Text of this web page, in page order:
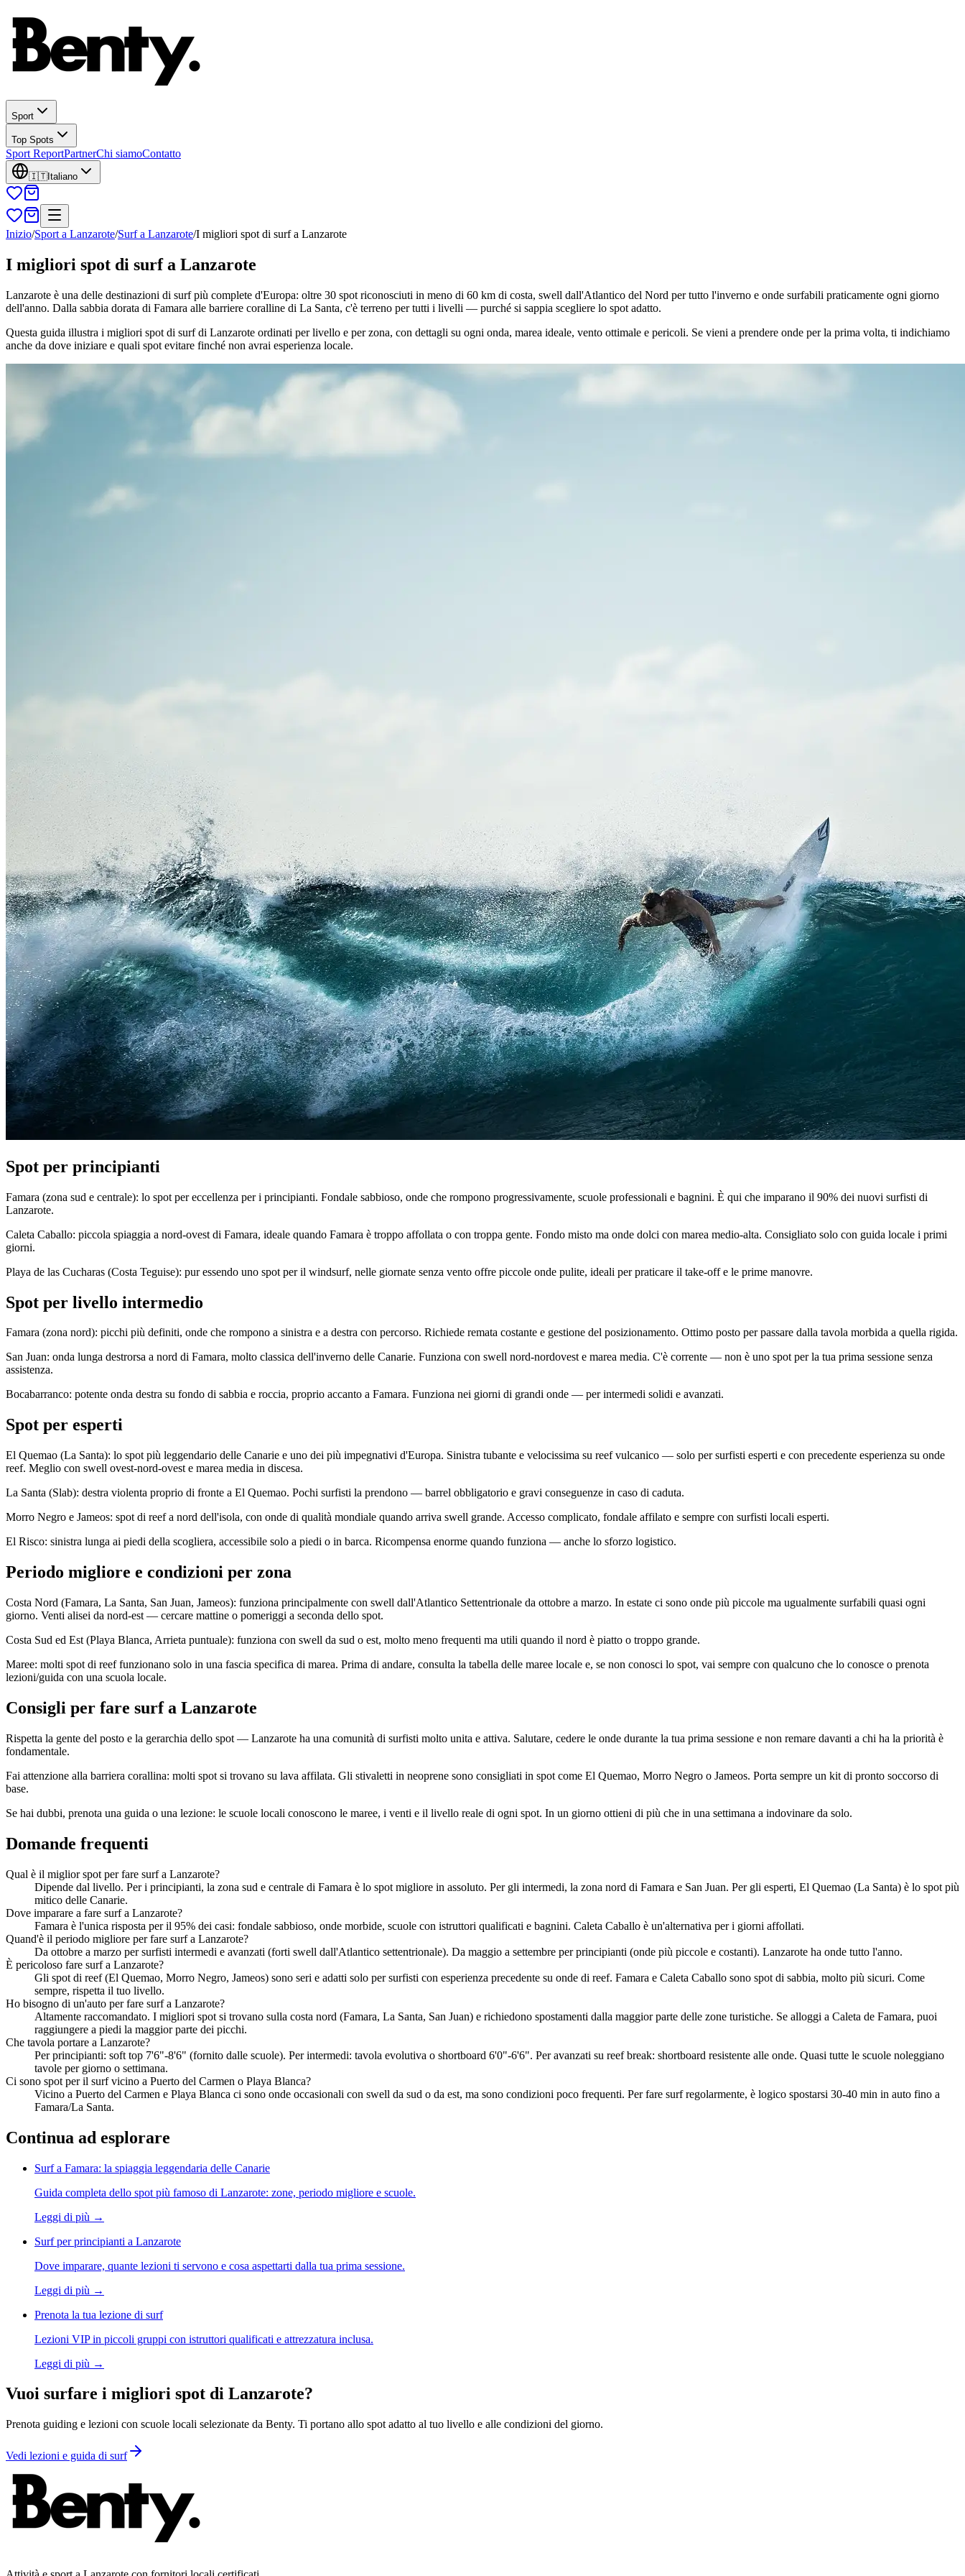
Sport
Top Spots
Sport ReportPartnerChi siamoContatto
🇮🇹Italiano
Inizio/Sport a Lanzarote/Surf a Lanzarote/I migliori spot di surf a Lanzarote
I migliori spot di surf a Lanzarote
Lanzarote è una delle destinazioni di surf più complete d'Europa: oltre 30 spot riconosciuti in meno di 60 km di costa, swell dall'Atlantico del Nord per tutto l'inverno e onde surfabili praticamente ogni giorno
dell'anno. Dalla sabbia dorata di Famara alle barriere coralline di La Santa, c'è terreno per tutti i livelli — purché si sappia scegliere lo spot adatto.
Questa guida illustra i migliori spot di surf di Lanzarote ordinati per livello e per zona, con dettagli su ogni onda, marea ideale, vento ottimale e pericoli. Se vieni a prendere onde per la prima volta, ti indichiamo
anche da dove iniziare e quali spot evitare finché non avrai esperienza locale.
Spot per principianti
Famara (zona sud e centrale): lo spot per eccellenza per i principianti. Fondale sabbioso, onde che rompono progressivamente, scuole professionali e bagnini. È qui che imparano il 90% dei nuovi surfisti di
Lanzarote.
Caleta Caballo: piccola spiaggia a nord-ovest di Famara, ideale quando Famara è troppo affollata o con troppa gente. Fondo misto ma onde dolci con marea medio-alta. Consigliato solo con guida locale i primi
giorni.
Playa de las Cucharas (Costa Teguise): pur essendo uno spot per il windsurf, nelle giornate senza vento offre piccole onde pulite, ideali per praticare il take-off e le prime manovre.
Spot per livello intermedio
Famara (zona nord): picchi più definiti, onde che rompono a sinistra e a destra con percorso. Richiede remata costante e gestione del posizionamento. Ottimo posto per passare dalla tavola morbida a quella rigida.
San Juan: onda lunga destrorsa a nord di Famara, molto classica dell'inverno delle Canarie. Funziona con swell nord-nordovest e marea media. C'è corrente — non è uno spot per la tua prima sessione senza
assistenza.
Bocabarranco: potente onda destra su fondo di sabbia e roccia, proprio accanto a Famara. Funziona nei giorni di grandi onde — per intermedi solidi e avanzati.
Spot per esperti
El Quemao (La Santa): lo spot più leggendario delle Canarie e uno dei più impegnativi d'Europa. Sinistra tubante e velocissima su reef vulcanico — solo per surfisti esperti e con precedente esperienza su onde
reef. Meglio con swell ovest-nord-ovest e marea media in discesa.
La Santa (Slab): destra violenta proprio di fronte a El Quemao. Pochi surfisti la prendono — barrel obbligatorio e gravi conseguenze in caso di caduta.
Morro Negro e Jameos: spot di reef a nord dell'isola, con onde di qualità mondiale quando arriva swell grande. Accesso complicato, fondale affilato e sempre con surfisti locali esperti.
El Risco: sinistra lunga ai piedi della scogliera, accessibile solo a piedi o in barca. Ricompensa enorme quando funziona — anche lo sforzo logistico.
Periodo migliore e condizioni per zona
Costa Nord (Famara, La Santa, San Juan, Jameos): funziona principalmente con swell dall'Atlantico Settentrionale da ottobre a marzo. In estate ci sono onde più piccole ma ugualmente surfabili quasi ogni
giorno. Venti alisei da nord-est — cercare mattine o pomeriggi a seconda dello spot.
Costa Sud ed Est (Playa Blanca, Arrieta puntuale): funziona con swell da sud o est, molto meno frequenti ma utili quando il nord è piatto o troppo grande.
Maree: molti spot di reef funzionano solo in una fascia specifica di marea. Prima di andare, consulta la tabella delle maree locale e, se non conosci lo spot, vai sempre con qualcuno che lo conosce o prenota
lezioni/guida con una scuola locale.
Consigli per fare surf a Lanzarote
Rispetta la gente del posto e la gerarchia dello spot — Lanzarote ha una comunità di surfisti molto unita e attiva. Salutare, cedere le onde durante la tua prima sessione e non remare davanti a chi ha la priorità è
fondamentale.
Fai attenzione alla barriera corallina: molti spot si trovano su lava affilata. Gli stivaletti in neoprene sono consigliati in spot come El Quemao, Morro Negro o Jameos. Porta sempre un kit di pronto soccorso di
base.
Se hai dubbi, prenota una guida o una lezione: le scuole locali conoscono le maree, i venti e il livello reale di ogni spot. In un giorno ottieni di più che in una settimana a indovinare da solo.
Domande frequenti
Qual è il miglior spot per fare surf a Lanzarote?
Dipende dal livello. Per i principianti, la zona sud e centrale di Famara è lo spot migliore in assoluto. Per gli intermedi, la zona nord di Famara e San Juan. Per gli esperti, El Quemao (La Santa) è lo spot più
mitico delle Canarie.
Dove imparare a fare surf a Lanzarote?
Famara è l'unica risposta per il 95% dei casi: fondale sabbioso, onde morbide, scuole con istruttori qualificati e bagnini. Caleta Caballo è un'alternativa per i giorni affollati.
Quand'è il periodo migliore per fare surf a Lanzarote?
Da ottobre a marzo per surfisti intermedi e avanzati (forti swell dall'Atlantico settentrionale). Da maggio a settembre per principianti (onde più piccole e costanti). Lanzarote ha onde tutto l'anno.
È pericoloso fare surf a Lanzarote?
Gli spot di reef (El Quemao, Morro Negro, Jameos) sono seri e adatti solo per surfisti con esperienza precedente su onde di reef. Famara e Caleta Caballo sono spot di sabbia, molto più sicuri. Come
sempre, rispetta il tuo livello.
Ho bisogno di un'auto per fare surf a Lanzarote?
Altamente raccomandato. I migliori spot si trovano sulla costa nord (Famara, La Santa, San Juan) e richiedono spostamenti dalla maggior parte delle zone turistiche. Se alloggi a Caleta de Famara, puoi
raggiungere a piedi la maggior parte dei picchi.
Che tavola portare a Lanzarote?
Per principianti: soft top 7'6"-8'6" (fornito dalle scuole). Per intermedi: tavola evolutiva o shortboard 6'0"-6'6". Per avanzati su reef break: shortboard resistente alle onde. Quasi tutte le scuole noleggiano
tavole per giorno o settimana.
Ci sono spot per il surf vicino a Puerto del Carmen o Playa Blanca?
Vicino a Puerto del Carmen e Playa Blanca ci sono onde occasionali con swell da sud o da est, ma sono condizioni poco frequenti. Per fare surf regolarmente, è logico spostarsi 30-40 min in auto fino a
Famara/La Santa.
Continua ad esplorare
Surf a Famara: la spiaggia leggendaria delle Canarie
Guida completa dello spot più famoso di Lanzarote: zone, periodo migliore e scuole.
Leggi di più →
Surf per principianti a Lanzarote
Dove imparare, quante lezioni ti servono e cosa aspettarti dalla tua prima sessione.
Leggi di più →
Prenota la tua lezione di surf
Lezioni VIP in piccoli gruppi con istruttori qualificati e attrezzatura inclusa.
Leggi di più →
Vuoi surfare i migliori spot di Lanzarote?
Prenota guiding e lezioni con scuole locali selezionate da Benty. Ti portano allo spot adatto al tuo livello e alle condizioni del giorno.
Vedi lezioni e guida di surf